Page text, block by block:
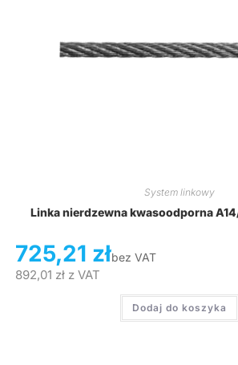
System linkowy
Linka nierdzewna kwasoodporna
725,21 złbez VAT
892,01 złz VAT
Dodaj do koszyka